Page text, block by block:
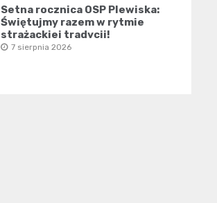
Setna rocznica OSP Plewiska:
Świętujmy razem w rytmie
strażackiej tradycji!
7 sierpnia 2026